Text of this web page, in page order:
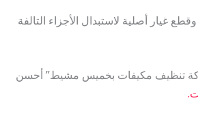
غيار أصلية لاستبدال الأجزاء التالفة
تنظيف مكيفات بخميس مشيط” أحسن